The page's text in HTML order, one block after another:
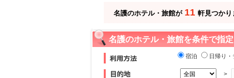
名護のホテル・旅館が 11 軒見つかり
名護のホテル・旅館を条件で指
宿泊 日帰り
>